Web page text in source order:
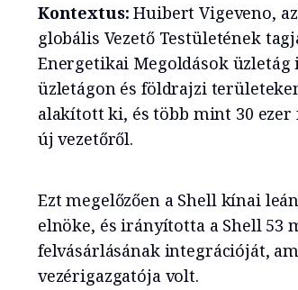
Kontextus: Huibert Vigeveno,
globális Vezető Testületének
Energetikai Megoldások
üzletágon és földrajzi
alakított ki, és több mint 30 ezer
új vezetőről.
Ezt megelőzően a Shell kínai
elnöke, és irányította a Shell 53
felvásárlásának integrációját,
vezérigazgatója volt.